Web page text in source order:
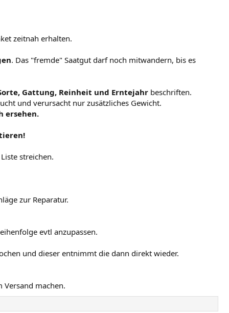
zeitnah erhalten.
. Das "fremde" Saatgut darf noch mitwandern, bis es
Gattung, Reinheit und Erntejahr beschriften.
und verursacht nur zusätzliches Gewicht.
ersehen.
streichen.
zur Reparatur.
evtl anzupassen.
und dieser entnimmt die dann direkt wieder.
machen.